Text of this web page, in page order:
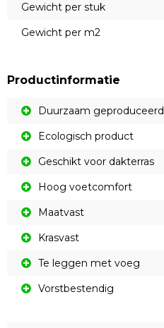
Gewicht per stuk
Gewicht per m2
Productinformatie
Duurzaam geproduceerd
Ecologisch product
Geschikt voor dakterras
Hoog voetcomfort
Maatvast
Krasvast
Te leggen met voeg
Vorstbestendig